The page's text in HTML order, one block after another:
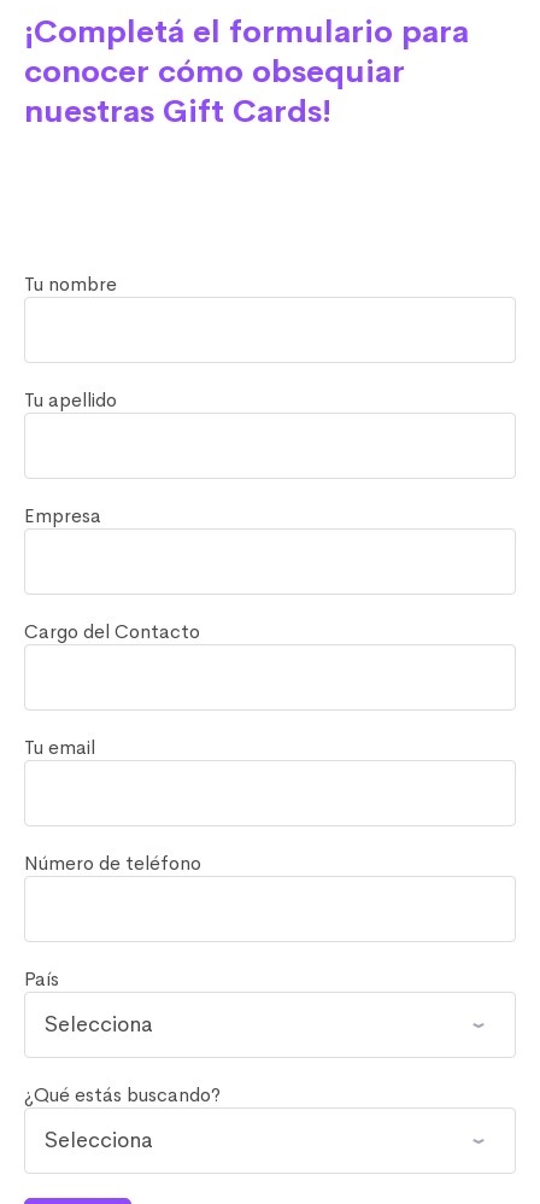
Tu nombre
Tu apellido
Empresa
Cargo del Contacto
Tu email
Número de teléfono
País
¿Qué estás buscando?
¡Completá el formulario para
conocer cómo obsequiar
nuestras Gift Cards!